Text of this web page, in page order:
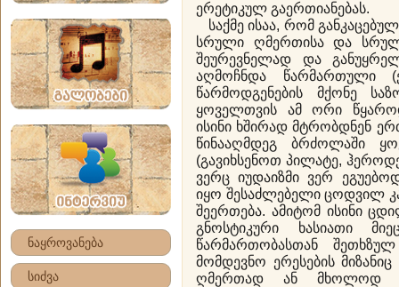
ნაყროვანება
სიძვა
ერეტიკულ გაერთიანებას.
საქმე ისაა, რომ
სრული ღმერთისა და
შეურევნელად და
აღმოჩნდა წარმართული
წარმოდგენების მქონე
ყოველთვის ამ ორი
ისინი ხშირად მტრობდნენ
წინააღმდეგ ბრძოლაში
(გავიხსენოთ პილატე,
ვერც იუდაიზმი ვერ
იყო შესაძლებელი ცოდვილ
შეერთება. ამიტომ ისინი
გნოსტიკური ხასიათი
წარმართობასთან
მომდევნო ერესების
ღმერთად ან მხოლოდ